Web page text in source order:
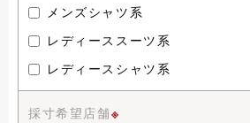
メンズシャツ系
レディーススーツ系
レディースシャツ系
採寸希望店舗※